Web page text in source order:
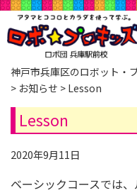
神戸市兵庫区のロボット・
> お知らせ > Lesson
Lesson
2020年9月11日
ベーシックコースでは